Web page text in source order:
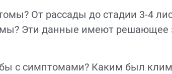
От рассады до стадии 3-4
Эти данные имеют решающее
с симптомами? Каким был